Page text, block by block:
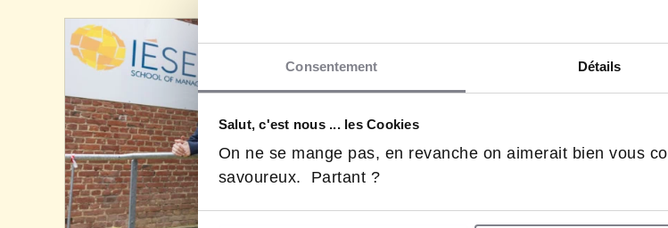
Consentement Détails
Salut, c'est nous ... les Cookies
On ne se mange pas, en revanche on aimerait bien vous
savoureux. Partant ?